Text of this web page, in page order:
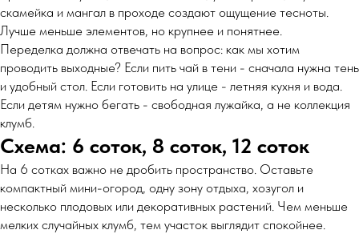
скамейка и мангал в проходе создают ощущение тесноты.
Лучше меньше элементов, но крупнее и понятнее.
Переделка должна отвечать на вопрос: как мы хотим
проводить выходные? Если пить чай в тени - сначала нужна тень
и удобный стол. Если готовить на улице - летняя кухня и вода.
Если детям нужно бегать - свободная лужайка, а не коллекция
клумб.
Схема: 6 соток, 8 соток, 12 соток
На 6 сотках важно не дробить пространство. Оставьте
компактный мини-огород, одну зону отдыха, хозугол и
несколько плодовых или декоративных растений. Чем меньше
мелких случайных клумб, тем участок выглядит спокойнее.